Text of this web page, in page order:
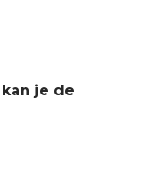
je de